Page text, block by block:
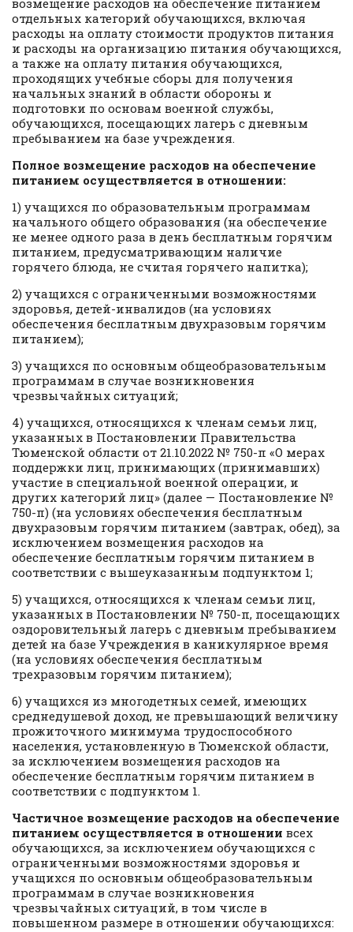
возмещение расходов на обеспечение питанием
отдельных категорий обучающихся, включая
расходы на оплату стоимости продуктов питания
и расходы на организацию питания обучающихся,
а также на оплату питания обучающихся,
проходящих учебные сборы для получения
начальных знаний в области обороны и
подготовки по основам военной службы,
обучающихся, посещающих лагерь с дневным
пребыванием на базе учреждения.
Полное возмещение расходов на обеспечение
питанием осуществляется в отношении:
1) учащихся по образовательным программам
начального общего образования (на обеспечение
не менее одного раза в день бесплатным горячим
питанием, предусматривающим наличие
горячего блюда, не считая горячего напитка);
2) учащихся с ограниченными возможностями
здоровья, детей-инвалидов (на условиях
обеспечения бесплатным двухразовым горячим
питанием);
3) учащихся по основным общеобразовательным
программам в случае возникновения
чрезвычайных ситуаций;
4) учащихся, относящихся к членам семьи лиц,
указанных в Постановлении Правительства
Тюменской области от 21.10.2022 № 750-п «О мерах
поддержки лиц, принимающих (принимавших)
участие в специальной военной операции, и
других категорий лиц» (далее — Постановление №
750-п) (на условиях обеспечения бесплатным
двухразовым горячим питанием (завтрак, обед), за
исключением возмещения расходов на
обеспечение бесплатным горячим питанием в
соответствии с вышеуказанным подпунктом 1;
5) учащихся, относящихся к членам семьи лиц,
указанных в Постановлении № 750-п, посещающих
оздоровительный лагерь с дневным пребыванием
детей на базе Учреждения в каникулярное время
(на условиях обеспечения бесплатным
трехразовым горячим питанием);
6) учащихся из многодетных семей, имеющих
среднедушевой доход, не превышающий величину
прожиточного минимума трудоспособного
населения, установленную в Тюменской области,
за исключением возмещения расходов на
обеспечение бесплатным горячим питанием в
соответствии с подпунктом 1.
Частичное возмещение расходов на обеспечение
питанием осуществляется в отношении всех
обучающихся, за исключением обучающихся с
ограниченными возможностями здоровья и
учащихся по основным общеобразовательным
программам в случае возникновения
чрезвычайных ситуаций, в том числе в
повышенном размере в отношении обучающихся: